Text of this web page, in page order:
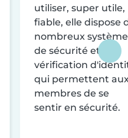
utiliser, super utile,
fiable, elle dispose
nombreux
de sécurité et de
vérification
qui permettent
membres de se
sentir en sécurité.